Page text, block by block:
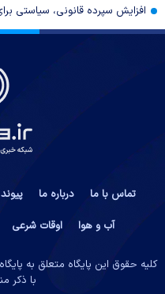
افزایش سپرده قانونی، سیاستی
تماس با ما درباره ما
آب و هوا
اوقات شرعی
کلیه حقوق این پایگاه متعلق به
با ذکر